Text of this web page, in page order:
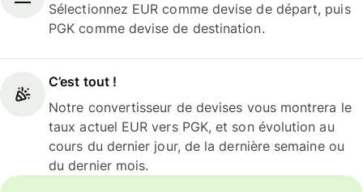
Sélectionnez EUR comme devise de départ, puis
PGK comme devise de destination.
C’est tout !
Notre convertisseur de devises vous montrera le
taux actuel EUR vers PGK, et son évolution au
cours du dernier jour, de la dernière semaine ou
du dernier mois.